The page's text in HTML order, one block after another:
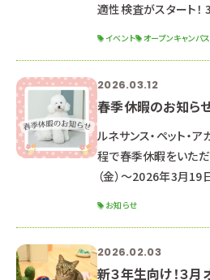
適性検査がスタート！
年4月18日（土） ☆時間☆
２：３０受付開始） ☆
ペット・アカデミー【
東静岡2丁目5-15 ※駐
共交
イベント オープンキャンパス
2026.03.12
春季休暇のお知ら
ルネサンス・ペット・
程で春季休暇をいた
（金）～2026年3月19
オープンキャンパス予
お知らせ
2026.02.03
新３年生向け！３